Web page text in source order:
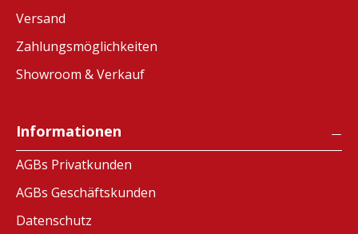
Versand
Zahlungsmöglichkeiten
Showroom & Verkauf
Informationen
AGBs Privatkunden
AGBs Geschäftskunden
Datenschutz